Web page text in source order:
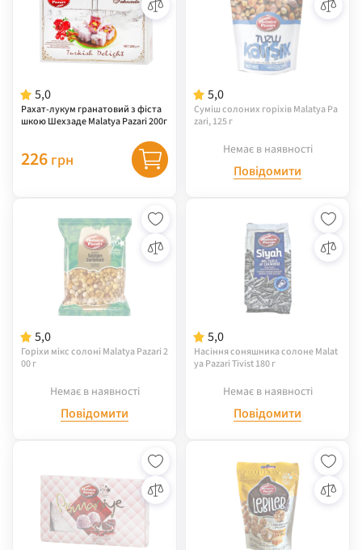
5,0
Рахат-лукум гранатовий з фіста
шкою Шехзаде Malatya Pazari 200г
226 грн
5,0
Суміш солоних горіхів Malatya Pa
zari, 125 г
Немає в наявності
Повідомити
5,0
Горіхи мікс солоні Malatya Pazari 2
00 г
Немає в наявності
Повідомити
5,0
Насіння соняшника солоне Malat
ya Pazari Tivist 180 г
Немає в наявності
Повідомити